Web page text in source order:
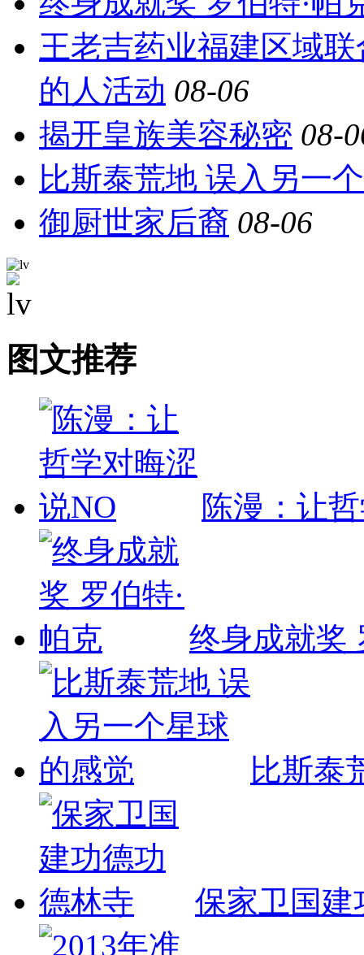
王老吉药业福建区域
的人活动 08-06
揭开皇族美容秘密 08-
比斯泰荒地 误入另一
御厨世家后裔 08-06
图文推荐
陈漫：让
终身成就奖
比斯泰
保家卫国建